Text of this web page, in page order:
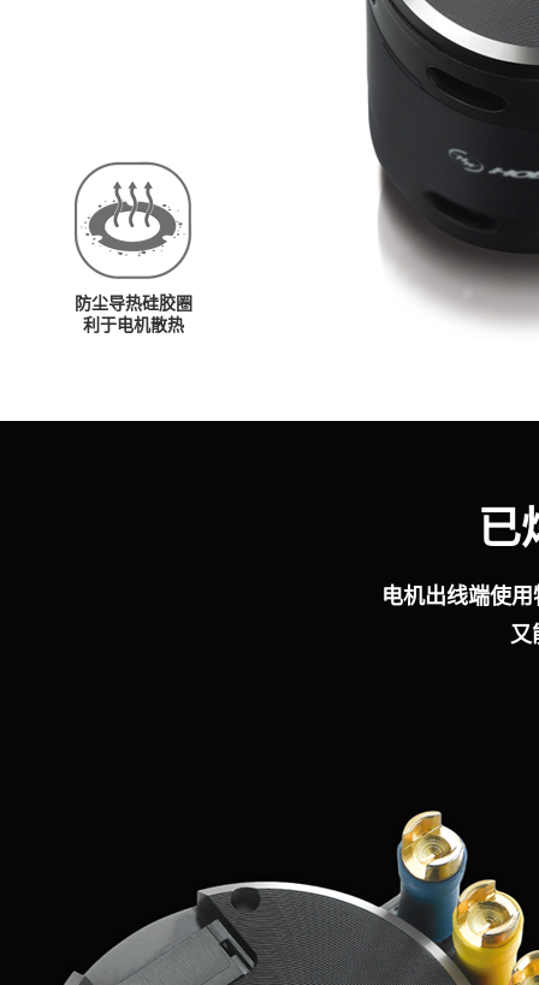
防尘导热硅胶圈
利于电机散热
已
电机出线端使
又